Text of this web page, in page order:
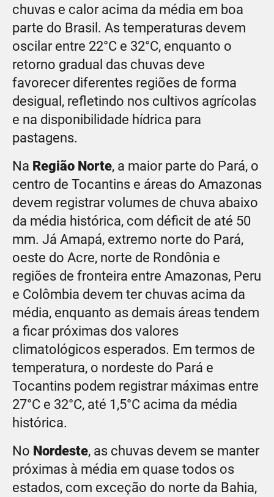
chuvas e calor acima da média em boa
parte do Brasil. As temperaturas devem
oscilar entre 22°C e 32°C, enquanto o
retorno gradual das chuvas deve
favorecer diferentes regiões de forma
desigual, refletindo nos cultivos agrícolas
e na disponibilidade hídrica para
pastagens.
Na Região Norte, a maior parte do Pará, o
centro de Tocantins e áreas do Amazonas
devem registrar volumes de chuva abaixo
da média histórica, com déficit de até 50
mm. Já Amapá, extremo norte do Pará,
oeste do Acre, norte de Rondônia e
regiões de fronteira entre Amazonas, Peru
e Colômbia devem ter chuvas acima da
média, enquanto as demais áreas tendem
a ficar próximas dos valores
climatológicos esperados. Em termos de
temperatura, o nordeste do Pará e
Tocantins podem registrar máximas entre
27°C e 32°C, até 1,5°C acima da média
histórica.
No Nordeste, as chuvas devem se manter
próximas à média em quase todos os
estados, com exceção do norte da Bahia,